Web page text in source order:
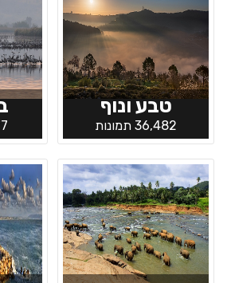
טבע ונוף
36,482 תמונות